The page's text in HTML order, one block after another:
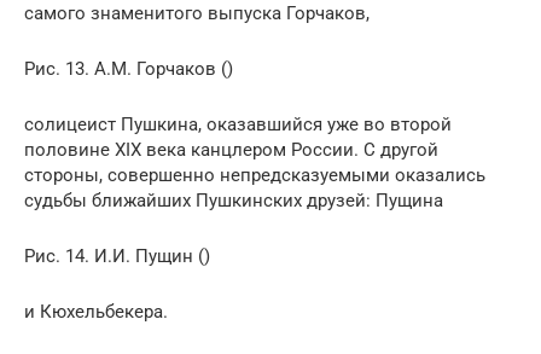
самого знаменитого выпуска Горчаков,
Рис. 13. А.М. Горчаков ()
солицеист Пушкина, оказавшийся уже во второй
половине XIX века канцлером России. С другой
стороны, совершенно непредсказуемыми оказались
судьбы ближайших Пушкинских друзей: Пущина
Рис. 14. И.И. Пущин ()
и Кюхельбекера.